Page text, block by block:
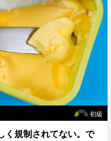
初級
く規制されてない。で